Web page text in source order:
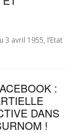
avril 1955, l’Etat
:
DANS
!